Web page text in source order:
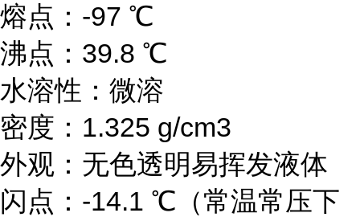
熔点：-97 ℃
沸点：39.8 ℃
水溶性：微溶
密度：1.325 g/cm3
外观：无色透明易挥发液体
闪点：-14.1 ℃（常温常压下